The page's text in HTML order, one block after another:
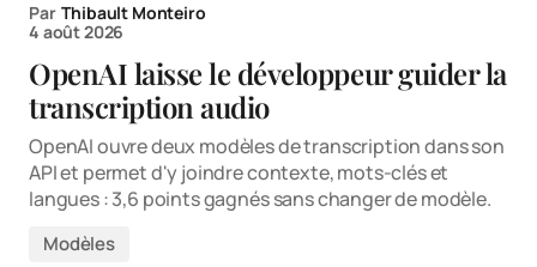
Par Thibault Monteiro
4 août 2026
OpenAI laisse le développeur guider la
transcription audio
OpenAI ouvre deux modèles de transcription dans son
API et permet d'y joindre contexte, mots-clés et
langues : 3,6 points gagnés sans changer de modèle.
Modèles